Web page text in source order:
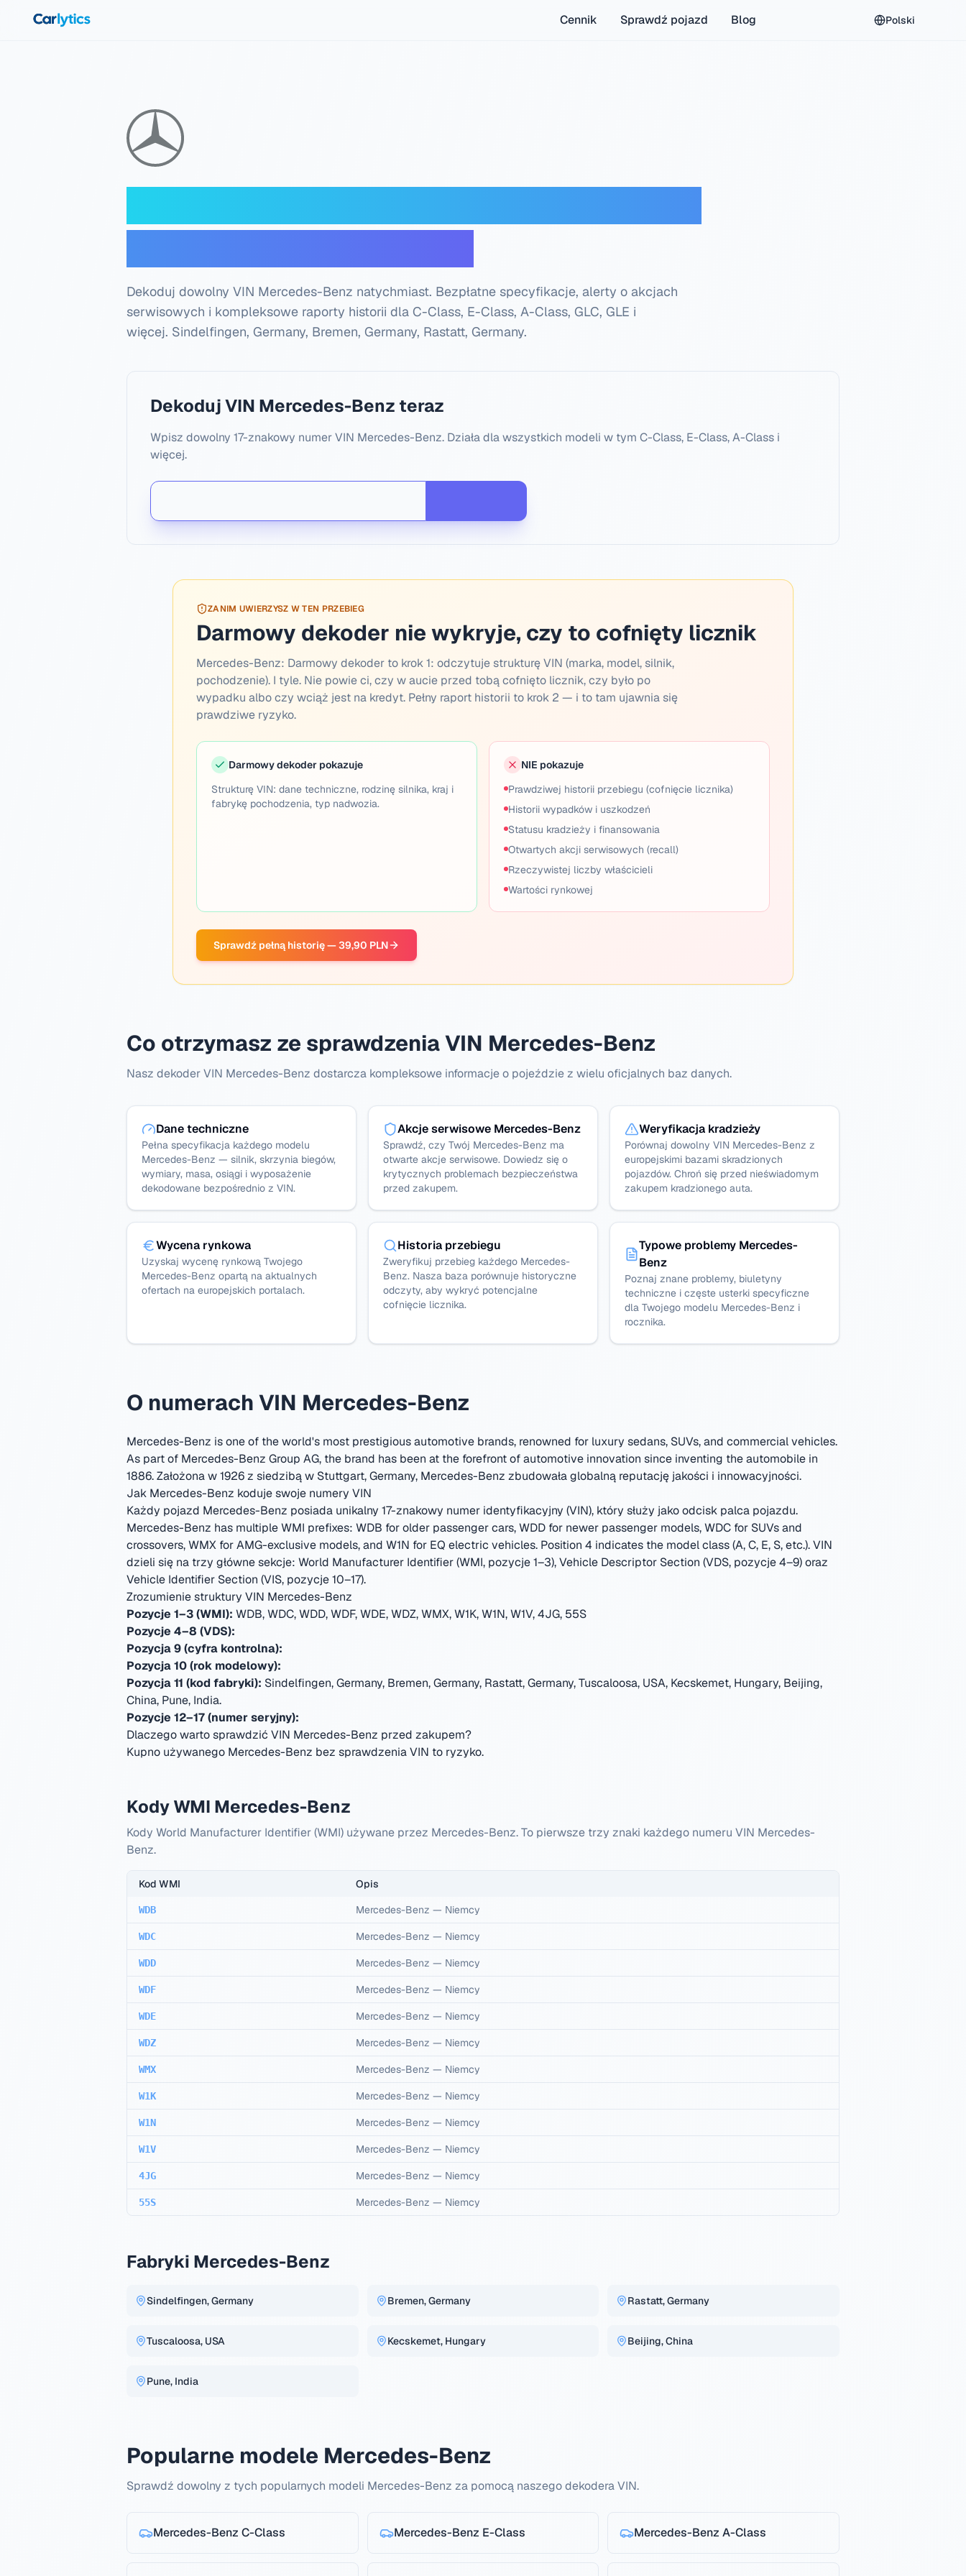
Cennik
Sprawdź pojazd Blog Polski
Dekoduj dowolny VIN Mercedes-Benz natychmiast. Bezpłatne specyfikacje, alerty o akcjach
serwisowych i kompleksowe raporty historii dla C-Class, E-Class, A-Class, GLC, GLE i
więcej. Sindelfingen, Germany, Bremen, Germany, Rastatt, Germany.
Dekoduj VIN Mercedes-Benz teraz
Wpisz dowolny 17-znakowy numer VIN Mercedes-Benz. Działa dla wszystkich modeli w tym C-Class, E-Class, A-Class i
więcej.
ZANIM UWIERZYSZ W TEN PRZEBIEG
Darmowy dekoder nie wykryje, czy to cofnięty licznik
Mercedes-Benz: Darmowy dekoder to krok 1: odczytuje strukturę VIN (marka, model, silnik,
pochodzenie). I tyle. Nie powie ci, czy w aucie przed tobą cofnięto licznik, czy było po
wypadku albo czy wciąż jest na kredyt. Pełny raport historii to krok 2 — i to tam ujawnia się
prawdziwe ryzyko.
Darmowy dekoder pokazuje
Strukturę VIN: dane techniczne, rodzinę silnika, kraj i
fabrykę pochodzenia, typ nadwozia.
NIE pokazuje
Prawdziwej historii przebiegu (cofnięcie licznika)
Historii wypadków i uszkodzeń
Statusu kradzieży i finansowania
Otwartych akcji serwisowych (recall)
Rzeczywistej liczby właścicieli
Wartości rynkowej
Sprawdź pełną historię — 39,90 PLN
Co otrzymasz ze sprawdzenia VIN Mercedes-Benz
Nasz dekoder VIN Mercedes-Benz dostarcza kompleksowe informacje o pojeździe z wielu oficjalnych baz danych.
Dane techniczne
Pełna specyfikacja każdego modelu
Mercedes-Benz — silnik, skrzynia biegów,
wymiary, masa, osiągi i wyposażenie
dekodowane bezpośrednio z VIN.
Akcje serwisowe Mercedes-Benz
Sprawdź, czy Twój Mercedes-Benz ma
otwarte akcje serwisowe. Dowiedz się o
krytycznych problemach bezpieczeństwa
przed zakupem.
Weryfikacja kradzieży
Porównaj dowolny VIN Mercedes-Benz z
europejskimi bazami skradzionych
pojazdów. Chroń się przed nieświadomym
zakupem kradzionego auta.
Wycena rynkowa
Uzyskaj wycenę rynkową Twojego
Mercedes-Benz opartą na aktualnych
ofertach na europejskich portalach.
Historia przebiegu
Zweryfikuj przebieg każdego Mercedes-
Benz. Nasza baza porównuje historyczne
odczyty, aby wykryć potencjalne
cofnięcie licznika.
Typowe problemy Mercedes-
Benz
Poznaj znane problemy, biuletyny
techniczne i częste usterki specyficzne
dla Twojego modelu Mercedes-Benz i
rocznika.
O numerach VIN Mercedes-Benz
Mercedes-Benz is one of the world's most prestigious automotive brands, renowned for luxury sedans, SUVs, and commercial vehicles.
As part of Mercedes-Benz Group AG, the brand has been at the forefront of automotive innovation since inventing the automobile in
1886.Założona w 1926 z siedzibą w Stuttgart, Germany, Mercedes-Benz zbudowała globalną reputację jakości i innowacyjności.
Jak Mercedes-Benz koduje swoje numery VIN
Każdy pojazd Mercedes-Benz posiada unikalny 17-znakowy numer identyfikacyjny (VIN), który służy jako odcisk palca pojazdu.
Mercedes-Benz has multiple WMI prefixes: WDB for older passenger cars, WDD for newer passenger models, WDC for SUVs and
crossovers, WMX for AMG-exclusive models, and W1N for EQ electric vehicles. Position 4 indicates the model class (A, C, E, S, etc.).VIN
dzieli się na trzy główne sekcje: World Manufacturer Identifier (WMI, pozycje 1–3), Vehicle Descriptor Section (VDS, pozycje 4–9) oraz
Vehicle Identifier Section (VIS, pozycje 10–17).
Zrozumienie struktury VIN Mercedes-Benz
Pozycje 1–3 (WMI): WDB, WDC, WDD, WDF, WDE, WDZ, WMX, W1K, W1N, W1V, 4JG, 55S
Pozycje 4–8 (VDS):
Pozycja 9 (cyfra kontrolna):
Pozycja 10 (rok modelowy):
Pozycja 11 (kod fabryki): Sindelfingen, Germany, Bremen, Germany, Rastatt, Germany, Tuscaloosa, USA, Kecskemet, Hungary, Beijing,
China, Pune, India.
Pozycje 12–17 (numer seryjny):
Dlaczego warto sprawdzić VIN Mercedes-Benz przed zakupem?
Kupno używanego Mercedes-Benz bez sprawdzenia VIN to ryzyko.
Kody WMI Mercedes-Benz
Kody World Manufacturer Identifier (WMI) używane przez Mercedes-Benz. To pierwsze trzy znaki każdego numeru VIN Mercedes-
Benz.
Kod WMI Opis
WDB Mercedes-Benz — Niemcy
WDC Mercedes-Benz — Niemcy
WDD Mercedes-Benz — Niemcy
WDF Mercedes-Benz — Niemcy
WDE Mercedes-Benz — Niemcy
WDZ Mercedes-Benz — Niemcy
WMX Mercedes-Benz — Niemcy
W1K Mercedes-Benz — Niemcy
W1N Mercedes-Benz — Niemcy
W1V Mercedes-Benz — Niemcy
4JG Mercedes-Benz — Niemcy
55S Mercedes-Benz — Niemcy
Fabryki Mercedes-Benz
Sindelfingen, Germany Bremen, Germany Rastatt, Germany
Tuscaloosa, USA Kecskemet, Hungary Beijing, China
Pune, India
Popularne modele Mercedes-Benz
Sprawdź dowolny z tych popularnych modeli Mercedes-Benz za pomocą naszego dekodera VIN.
Mercedes-Benz C-Class Mercedes-Benz E-Class Mercedes-Benz A-Class